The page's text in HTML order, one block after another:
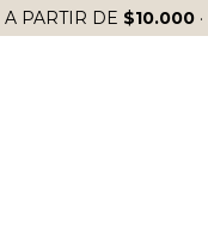
A PARTIR DE $10.000·